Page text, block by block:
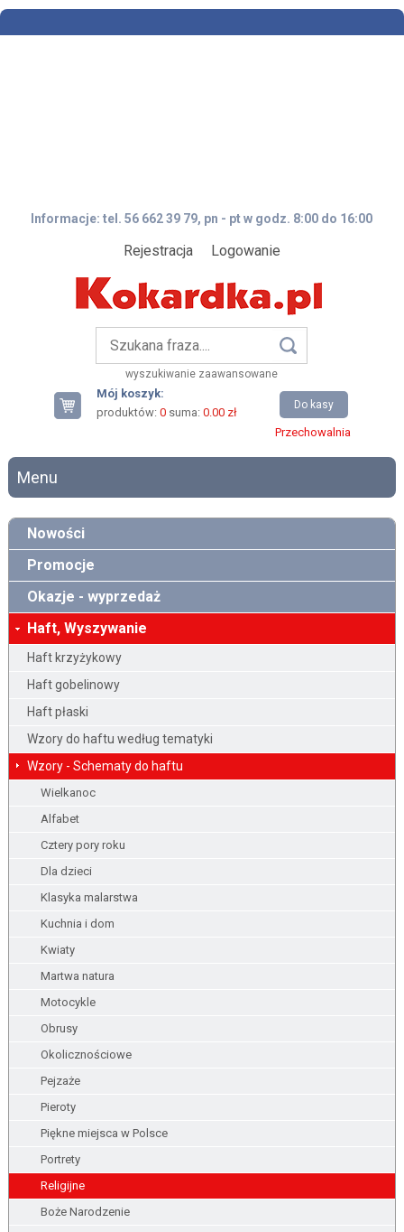
Informacje: tel. 56 662 39 79, pn - pt w godz. 8:00 do 16:00
Rejestracja Logowanie
wyszukiwanie zaawansowane
Mój koszyk:
produktów: 0suma: 0.00 zł
Do kasy
Przechowalnia
Menu
Nowości
Promocje
Okazje - wyprzedaż
Haft, Wyszywanie
Haft krzyżykowy
Haft gobelinowy
Haft płaski
Wzory do haftu według tematyki
Wzory - Schematy do haftu
Wielkanoc
Alfabet
Cztery pory roku
Dla dzieci
Klasyka malarstwa
Kuchnia i dom
Kwiaty
Martwa natura
Motocykle
Obrusy
Okolicznościowe
Pejzaże
Pieroty
Piękne miejsca w Polsce
Portrety
Religijne
Boże Narodzenie